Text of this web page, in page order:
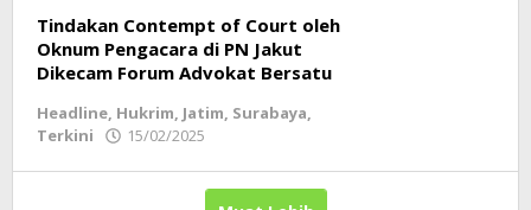
Tindakan Contempt of Court oleh
Oknum Pengacara di PN Jakut
Dikecam Forum Advokat Bersatu
Headline, Hukrim, Jatim, Surabaya,
Terkini
15/02/2025